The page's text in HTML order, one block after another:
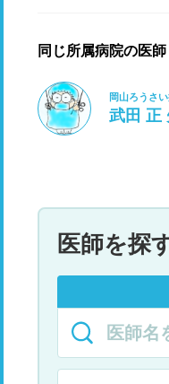
同じ所属病院の医師
岡山ろうさ
武田 正
医師を探